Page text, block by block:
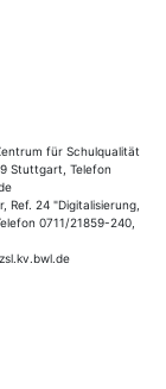
für Schulqualität
Stuttgart, Telefon
Ref. 24 "Digitalisierung,
0711/21859-240,